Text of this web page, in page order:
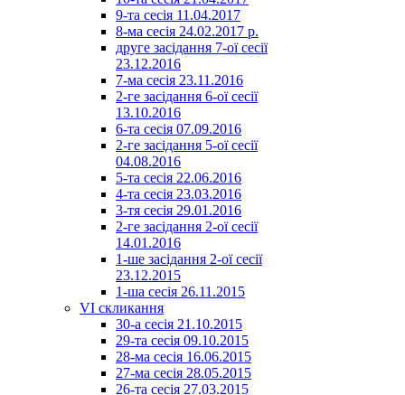
9-та сесія 11.04.2017
8-ма сесія 24.02.2017 р.
друге засідання 7-ої сесії
23.12.2016
7-ма сесія 23.11.2016
2-ге засідання 6-ої сесії
13.10.2016
6-та сесія 07.09.2016
2-ге засідання 5-ої сесії
04.08.2016
5-та сесія 22.06.2016
4-та сесія 23.03.2016
3-тя сесія 29.01.2016
2-ге засідання 2-ої сесії
14.01.2016
1-ше засідання 2-ої сесії
23.12.2015
1-ша сесія 26.11.2015
VI скликання
30-а сесія 21.10.2015
29-та сесія 09.10.2015
28-ма сесія 16.06.2015
27-ма сесія 28.05.2015
26-та сесія 27.03.2015